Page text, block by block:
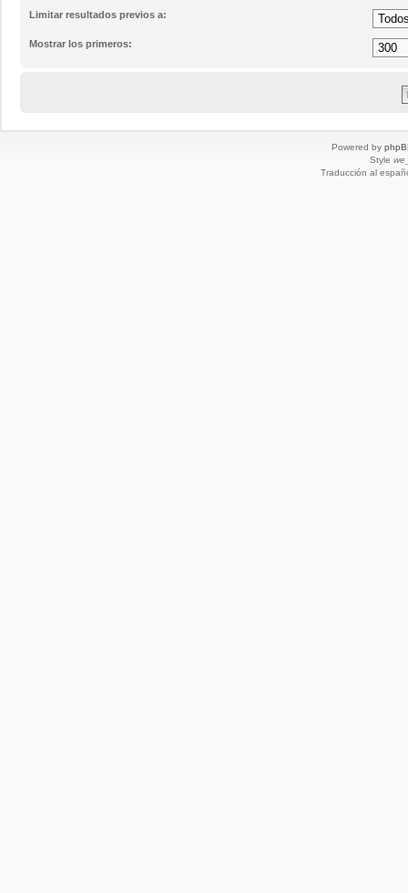
Limitar resultados previos a:
Mostrar los primeros:
Powered by
Style
Traducción al